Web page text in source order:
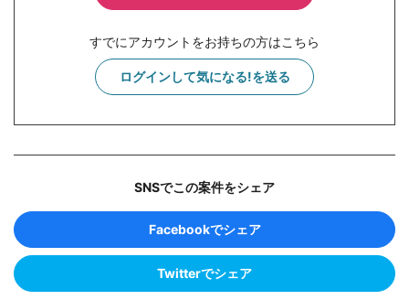
すでにアカウントをお持ちの方はこちら
ログインして気になる!を送る
SNSでこの案件をシェア
Facebookでシェア
Twitterでシェア